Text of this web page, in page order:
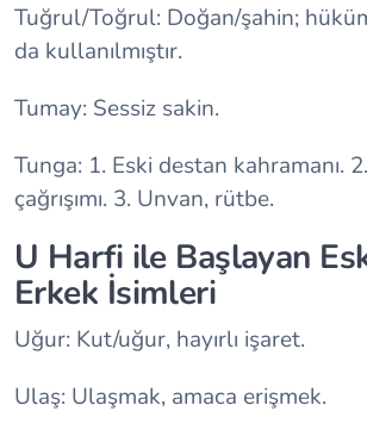
Tuğrul/Toğrul: Doğan/şahin;
da kullanılmıştır.
Tumay: Sessiz sakin.
Tunga: 1. Eski destan kahramanı.
çağrışımı. 3. Unvan, rütbe.
U Harfi ile Başlayan
Erkek İsimleri
Uğur: Kut/uğur, hayırlı işaret.
Ulaş: Ulaşmak, amaca erişmek.